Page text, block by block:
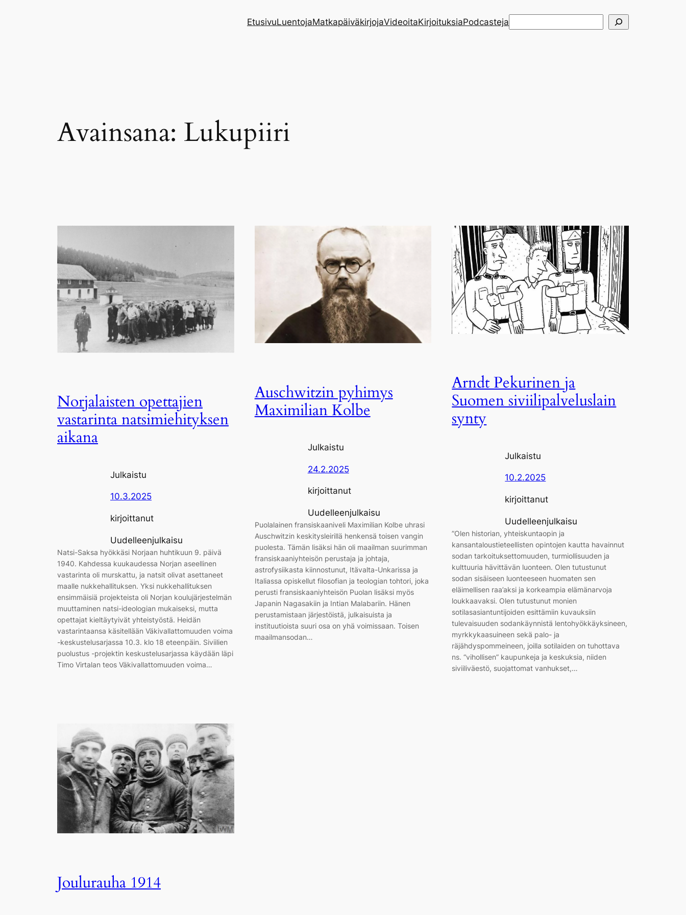
EtusivuLuentojaMatkapäiväkirjojaVideoitaKirjoituksiaPodcasteja
Avainsana: Lukupiiri
Norjalaisten opettajien
vastarinta natsimiehityksen
aikana
Julkaistu
10.3.2025
kirjoittanut
Uudelleenjulkaisu
Natsi-Saksa hyökkäsi Norjaan huhtikuun 9. päivä
1940. Kahdessa kuukaudessa Norjan aseellinen
vastarinta oli murskattu, ja natsit olivat asettaneet
maalle nukkehallituksen. Yksi nukkehallituksen
ensimmäisiä projekteista oli Norjan koulujärjestelmän
muuttaminen natsi-ideologian mukaiseksi, mutta
opettajat kieltäytyivät yhteistyöstä. Heidän
vastarintaansa käsitellään Väkivallattomuuden voima
-keskustelusarjassa 10.3. klo 18 eteenpäin. Siviilien
puolustus -projektin keskustelusarjassa käydään läpi
Timo Virtalan teos Väkivallattomuuden voima…
Auschwitzin pyhimys
Maximilian Kolbe
Julkaistu
24.2.2025
kirjoittanut
Uudelleenjulkaisu
Puolalainen fransiskaaniveli Maximilian Kolbe uhrasi
Auschwitzin keskitysleirillä henkensä toisen vangin
puolesta. Tämän lisäksi hän oli maailman suurimman
fransiskaaniyhteisön perustaja ja johtaja,
astrofysiikasta kiinnostunut, Itävalta-Unkarissa ja
Italiassa opiskellut filosofian ja teologian tohtori, joka
perusti fransiskaaniyhteisön Puolan lisäksi myös
Japanin Nagasakiin ja Intian Malabariin. Hänen
perustamistaan järjestöistä, julkaisuista ja
instituutioista suuri osa on yhä voimissaan. Toisen
maailmansodan…
Arndt Pekurinen ja
Suomen siviilipalveluslain
synty
Julkaistu
10.2.2025
kirjoittanut
Uudelleenjulkaisu
”Olen historian, yhteiskuntaopin ja
kansantaloustieteellisten opintojen kautta havainnut
sodan tarkoituksettomuuden, turmiollisuuden ja
kulttuuria hävittävän luonteen. Olen tutustunut
sodan sisäiseen luonteeseen huomaten sen
eläimellisen raa’aksi ja korkeampia elämänarvoja
loukkaavaksi. Olen tutustunut monien
sotilasasiantuntijoiden esittämiin kuvauksiin
tulevaisuuden sodankäynnistä lentohyökkäyksineen,
myrkkykaasuineen sekä palo- ja
räjähdyspommeineen, joilla sotilaiden on tuhottava
ns. “vihollisen” kaupunkeja ja keskuksia, niiden
siviiliväestö, suojattomat vanhukset,…
Joulurauha 1914